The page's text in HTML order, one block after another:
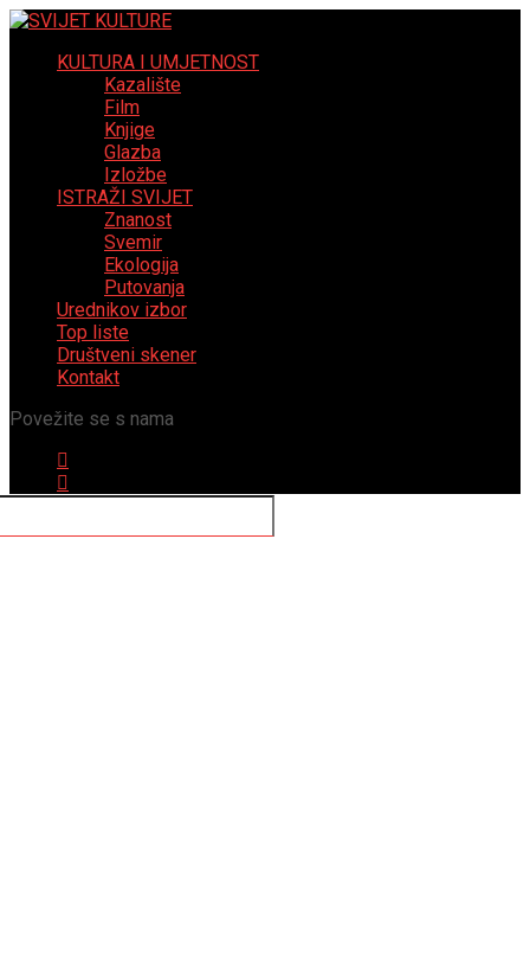
KULTURA I UMJETNOST
Kazalište
Film
Knjige
Glazba
Izložbe
ISTRAŽI SVIJET
Znanost
Svemir
Ekologija
Putovanja
Urednikov izbor
Top liste
Društveni skener
Kontakt
Povežite se s nama